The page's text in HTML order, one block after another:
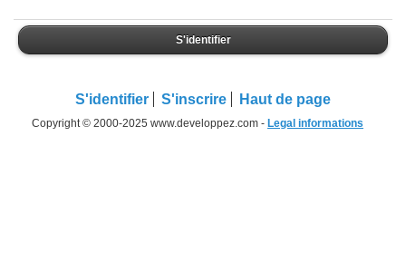
S'identifier
S'identifier S'inscrire Haut de page
Copyright © 2000-2025 www.developpez.com - Legal informations